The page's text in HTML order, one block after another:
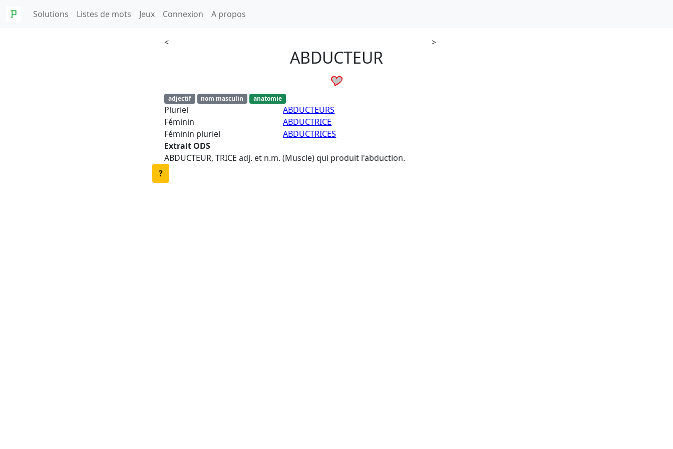
Solutions Listes de mots Jeux Connexion A propos
< >
ABDUCTEUR
adjectif nom masculin anatomie
Pluriel
ABDUCTEURS
Féminin
ABDUCTRICE
Féminin pluriel
ABDUCTRICES
Extrait ODS
ABDUCTEUR, TRICE adj. et n.m. (Muscle) qui produit l'abduction.
?